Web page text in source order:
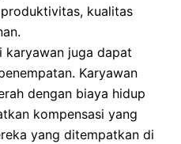
kualitas
karyawan juga dapat
Karyawan
dengan biaya hidup
kompensasi yang
yang ditempatkan di